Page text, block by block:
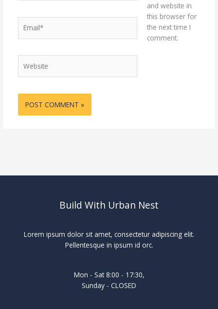
and website in
this browser for
the next time I
comment.
Build With Urban Nest
Lorem ipsum dolor sit amet, consectetur adipiscing elit.
Pellentesque in ipsum id orc.
Mon - Sat 8:00 - 17:30,
Sunday - CLOSED